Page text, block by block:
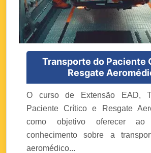
Transporte do Paciente
Resgate
O curso de Extensão EAD,
Paciente Crítico e Resgate
como objetivo oferecer
conhecimento sobre a
aeromédico...